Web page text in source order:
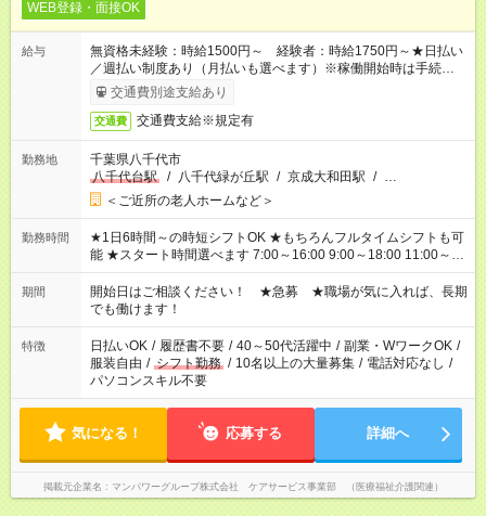
WEB登録・面接OK
給与
無資格未経験：時給1500円～ 経験者：時給1750円～★日払い
／週払い制度あり（月払いも選べます）※稼働開始時は手続き完
了次第のお支払いとなります。
交通費別途支給あり
交通費 交通費支給※規定有
勤務地
千葉県八千代市
八千代台駅
/ 八千代緑が丘駅 / 京成大和田駅 / …
＜ご近所の老人ホームなど＞
勤務時間
★1日6時間～の時短シフトOK ★もちろんフルタイムシフトも可
能 ★スタート時間選べます 7:00～16:00 9:00～18:00 11:00～
20:00 など 残業なし！ ※Wワークの場合、他のお仕事と合わせ
週40時間超の就業はご案内できません ※法令に基づき、週20時
間以上勤務は社会保険への加入対象となります ※労働者派遣法
（日雇い派遣の原則禁止）により、短時間・短期間の就業はご
案内が難しい場合があります
期間
開始日はご相談ください！ ★急募 ★職場が気に入れば、長期
でも働けます！
特徴 日払いOK / 履歴書不要 / 40～50代活躍中 / 副業・WワークOK /
服装自由 / シフト勤務 / 10名以上の大量募集 / 電話対応なし /
パソコンスキル不要
気になる！ 応募する 詳細へ
掲載元企業名 マンパワーグループ株式会社 ケアサービス事業部 （医療福祉介護関連）